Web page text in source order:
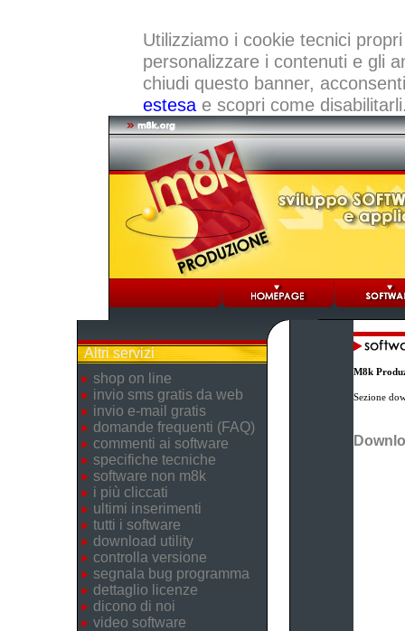
Utilizziamo i cookie tecnici
personalizzare i contenuti e gli
chiudi questo banner,
estesae scopri come
Altri servizi
shop on line
invio sms gratis da web
invio e-mail gratis
domande frequenti (FAQ)
commenti ai software
specifiche tecniche
software non m8k
i più cliccati
ultimi inserimenti
tutti i software
download utility
controlla versione
segnala bug programma
dettaglio licenze
dicono di noi
video software
M8k
Sezione